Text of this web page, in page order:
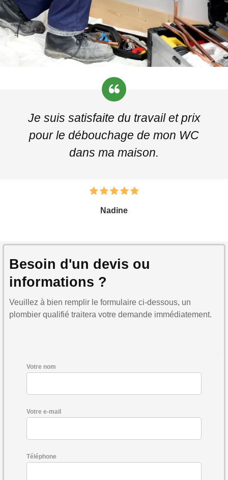
Je suis satisfaite du travail et prix
pour le débouchage de mon WC
dans ma maison.
Nadine
Besoin d'un devis ou
informations ?
Veuillez à bien remplir le formulaire ci-dessous, un
plombier qualifié traitera votre demande immédiatement.
Votre nom
Votre e-mail
Téléphone